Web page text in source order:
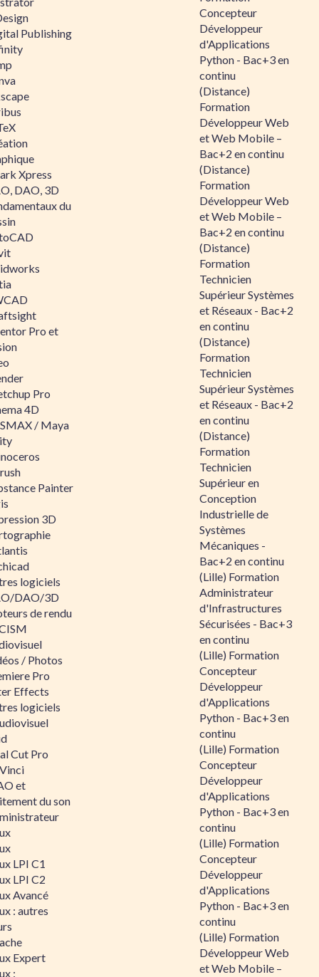
Publishing
Xpress
DAO, 3D
du
Pro et
Pro
4D
/ Maya
Painter
3D
logiciels
DAO/3D
de rendu
/ Photos
Pro
Effects
logiciels
Cut Pro
et
du son
LPI C1
LPI C2
Avancé
: autres
Expert
:
Concepteur
Développeur
d'Applications
Python - Bac+3 en
continu
(Distance)
Formation
Développeur Web
et Web Mobile –
Bac+2 en continu
(Distance)
Formation
Développeur Web
et Web Mobile –
Bac+2 en continu
(Distance)
Formation
Technicien
Supérieur Systèmes
et Réseaux - Bac+2
en continu
(Distance)
Formation
Technicien
Supérieur Systèmes
et Réseaux - Bac+2
en continu
(Distance)
Formation
Technicien
Supérieur en
Conception
Industrielle de
Systèmes
Mécaniques -
Bac+2 en continu
(Lille) Formation
Administrateur
d'Infrastructures
Sécurisées - Bac+3
en continu
(Lille) Formation
Concepteur
Développeur
d'Applications
Python - Bac+3 en
continu
(Lille) Formation
Concepteur
Développeur
d'Applications
Python - Bac+3 en
continu
(Lille) Formation
Concepteur
Développeur
d'Applications
Python - Bac+3 en
continu
(Lille) Formation
Développeur Web
et Web Mobile –